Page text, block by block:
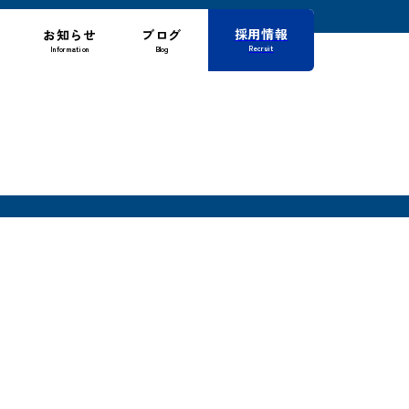
お知らせ
Information
ブログ
Blog
採用情報
Recruit